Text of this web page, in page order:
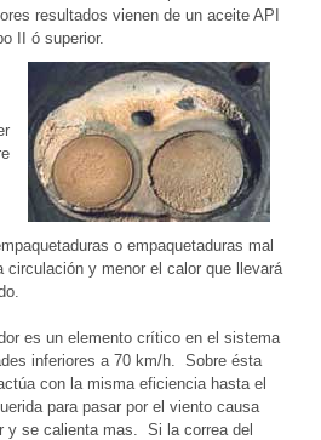
resultados vienen de un aceite API
II ó superior.
o empaquetaduras mal
circulación y menor el calor que llevará
es un elemento crítico en el sistema
inferiores a 70 km/h. Sobre ésta
con la misma eficiencia hasta el
para pasar por el viento causa
y se calienta mas. Si la correa del